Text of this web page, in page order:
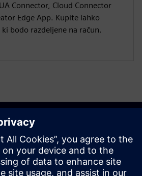
Connector, Cloud Connector
Edge App. Kupite lahko
bodo razdeljene na račun.